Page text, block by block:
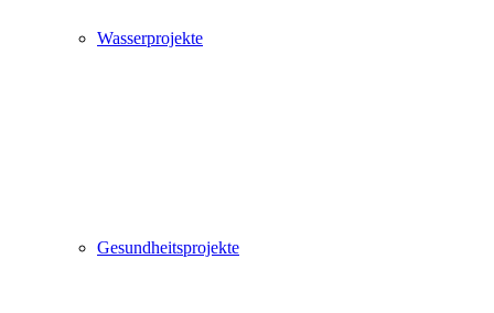
Wasserprojekte
Gesundheitsprojekte